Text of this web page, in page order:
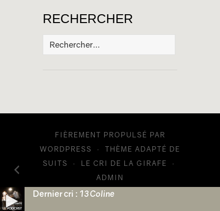
Dernier cri : 13 Coline
RECHERCHER
Rechercher :
FIÈREMENT PROPULSÉ PAR
WORDPRESS
·
THÈME ADAPTÉ DE
SUITS
· LE CRI DE LA GIRAFE
·
ADMIN